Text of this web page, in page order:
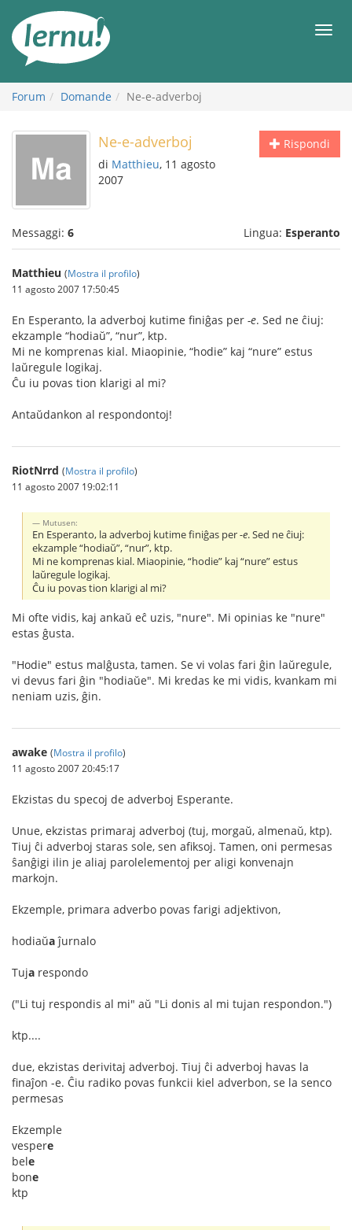
all’indice
Forum Domande Ne-e-adverboj
Rispondi
Ne-e-adverboj
di Matthieu, 11 agosto
2007
Messaggi: 6 Lingua: Esperanto
Matthieu (Mostra il profilo)
11 agosto 2007 17:50:45
En Esperanto, la adverboj kutime finiĝas per -e. Sed ne ĉiuj:
ekzample “hodiaŭ”, “nur”, ktp.
Mi ne komprenas kial. Miaopinie, “hodie” kaj “nure” estus
laŭregule logikaj.
Ĉu iu povas tion klarigi al mi?
Antaŭdankon al respondontoj!
RiotNrrd (Mostra il profilo)
11 agosto 2007 19:02:11
Mutusen:
En Esperanto, la adverboj kutime finiĝas per-e. Sed ne ĉiuj:
ekzample “hodiaŭ”, “nur”, ktp.
Mi ne komprenas kial. Miaopinie, “hodie” kaj “nure” estus
laŭregule logikaj.
Ĉu iu povas tion klarigi al mi?
Mi ofte vidis, kaj ankaŭ eĉ uzis, "nure". Mi opinias ke "nure"
estas ĝusta.
"Hodie" estus malĝusta, tamen. Se vi volas fari ĝin laŭregule,
vi devus fari ĝin "hodiaŭe". Mi kredas ke mi vidis, kvankam mi
neniam uzis, ĝin.
awake (Mostra il profilo)
11 agosto 2007 20:45:17
Ekzistas du specoj de adverboj Esperante.
Unue, ekzistas primaraj adverboj (tuj, morgaŭ, almenaŭ, ktp).
Tiuj ĉi adverboj staras sole, sen afiksoj. Tamen, oni permesas
ŝanĝigi ilin je aliaj parolelementoj per aligi konvenajn
markojn.
Ekzemple, primara adverbo povas farigi adjektivon,
hodiaŭaĵurnalo
Tuja respondo
("Li tuj respondis al mi" aŭ "Li donis al mi tujan respondon.")
ktp....
due, ekzistas derivitaj adverboj. Tiuj ĉi adverboj havas la
finaĵon -e. Ĉiu radiko povas funkcii kiel adverbon, se la senco
permesas
Ekzemple
vespere
bele
bone
ktp